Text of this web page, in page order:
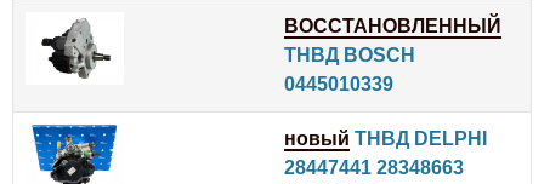
ВОССТАНОВЛЕННЫЙ
ТНВД BOSCH
0445010339
новый ТНВД DELPHI
28447441 28348663